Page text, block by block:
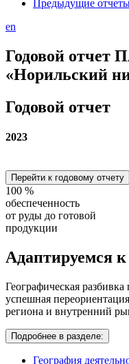
Предыдущие
en
Годовой
«Норильский
Годовой отчет
2023
Перейти к годовому отчету
100 %
обеспеченность
от руды до готовой
продукции
Адаптируемся к
Географическая
успешная
региона и внутренний
Подробнее в разделе:
География